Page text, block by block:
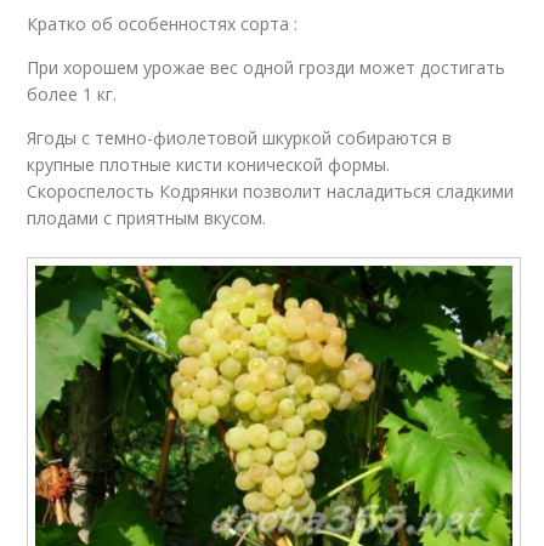
Кратко об особенностях сорта :
При хорошем урожае вес одной грозди может достигать
более 1 кг.
Ягоды с темно-фиолетовой шкуркой собираются в
крупные плотные кисти конической формы.
Скороспелость Кодрянки позволит насладиться сладкими
плодами с приятным вкусом.